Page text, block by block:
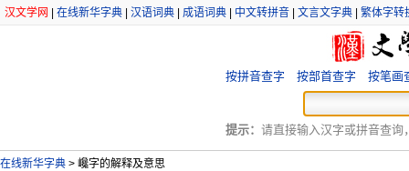
汉文学网 在线新华字典 汉语词典 成语词典 中文转拼音 文言文字典 繁体字转
按拼音查字 按部首查字 按笔画
提示： 请直接输入汉字或拼音查询
在线新华字典 > 巉字的解释及意思